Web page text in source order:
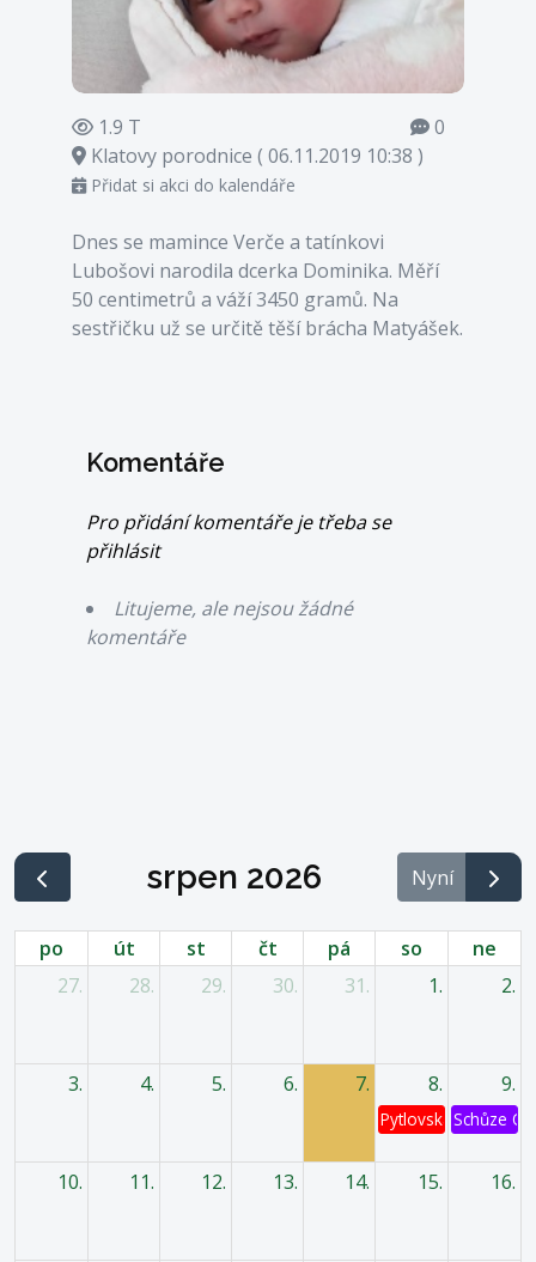
1.9 T
0
Klatovy porodnice ( 06.11.2019 10:38 )
Přidat si akci do kalendáře
Dnes se mamince Verče a tatínkovi
Lubošovi narodila dcerka Dominika. Měří
50 centimetrů a váží 3450 gramů. Na
sestřičku už se určitě těší brácha Matyášek.
Komentáře
Pro přidání komentáře je třeba se
přihlásit
Litujeme, ale nejsou žádné
komentáře
srpen 2026 Nyní
po út st čt pá so
ne
27.
28. 29. 30. 31. 1. 2.
3. 4. 5. 6. 7. 8.
Pytlovská káď
9.
Schůze OV
10. 11. 12. 13. 14. 15. 16.